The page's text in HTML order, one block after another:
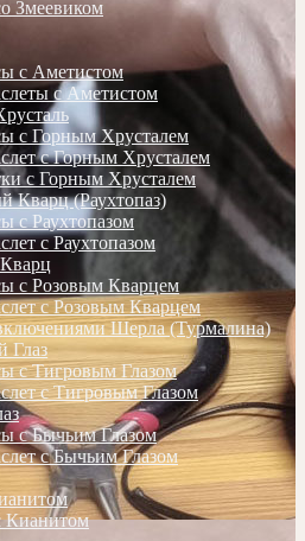
Змеевиком
с Аметистом
с Аметистом
с Горным Хрусталем
с Горным Хрусталем
с Горным Хрусталем
Кварц (Раухтопаз)
с Раухтопазом
с Раухтопазом
с Розовым Кварцем
с Розовым Кварцем
Шерла (Турмалина)
Глаз
с Тигровым Глазом
с Тигровым Глазом
с Бычьим Глазом
с Бычьим Глазом
Кианитом